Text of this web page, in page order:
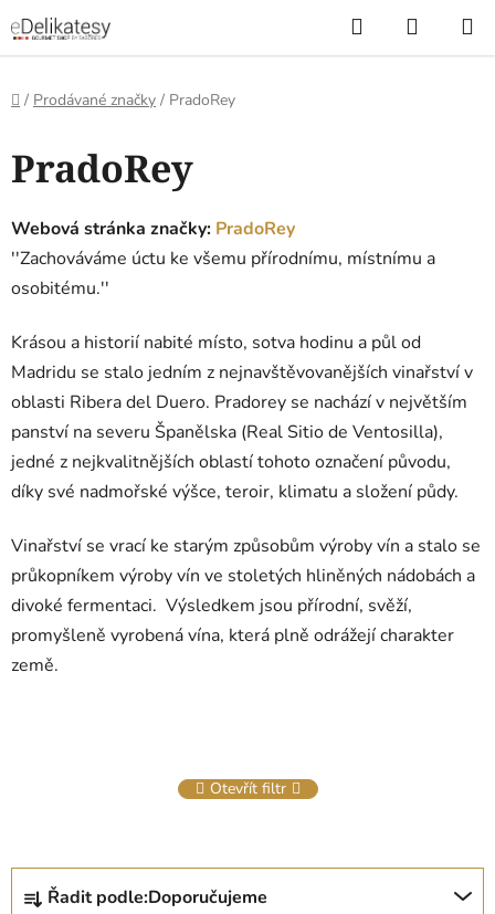
na
obsah
Hledat
KOŠÍK
Domů
/ Prodávané značky / PradoRey
PradoRey
Webová stránka značky: PradoRey
''Zachováváme úctu ke všemu přírodnímu, místnímu a
osobitému.''
Krásou a historií nabité místo, sotva hodinu a půl od
Madridu se stalo jedním z nejnavštěvovanějších vinařství v
oblasti Ribera del Duero. Pradorey se nachází v největším
panství na severu Španělska (Real Sitio de Ventosilla),
jedné z nejkvalitnějších oblastí tohoto označení původu,
díky své nadmořské výšce, teroir, klimatu a složení půdy.
Vinařství se vrací ke starým způsobům výroby vín a stalo se
průkopníkem výroby vín ve stoletých hliněných nádobách a
divoké fermentaci. Výsledkem jsou přírodní, svěží,
promyšleně vyrobená vína, která plně odrážejí charakter
země.
Otevřít filtr
Ř Řadit podle:Doporučujeme
ý
p
i
s
p
o
d
u
k
t
ů